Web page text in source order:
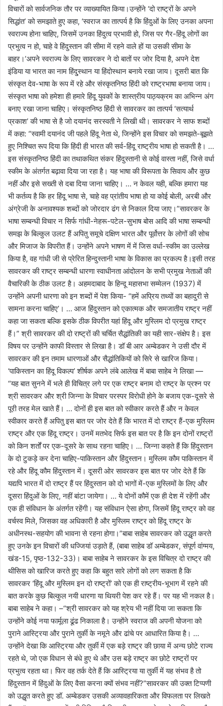
विचारों को सार्वजनिक तौर पर व्याख्यायित किया।उन्होंने ‘दो राष्ट्रों के अपने
सिद्धांत’ को समझाते हुए कहा, ‘स्वराज का तात्पर्य है कि हिंदुओं के लिए उनका अपना
स्वराज्य होना चाहिए, जिसमें उनका हिंदुत्व प्रभावी हो, जिस पर गैर-हिंदू लोगों का
प्रभुत्व न हो, चाहे वे हिंदुस्तान की सीमा में रहने वाले हों या उसकी सीमा के
बाहर।’अपने स्वराज्य के लिए सावरकर ने दो बातों पर जोर दिया है, अपने देश
इंडिया या भारत का नाम हिंदु्स्थान या हिंदोस्थान बनाये रखा जाय। दूसरी बात कि
संस्कृत देव-भाषा के रूप में रहे और संस्कृतनिष्ठ हिंदी को राष्ट्रभाषा बनाया जाय।
संस्कृत भाषा को हमेशा ही हमारे हिंदू युवकों के शास्त्रीय पाठ्यक्रम का अभिन्न अंग
बनाए रखा जाना चाहिए। संस्कृतनिष्ठ हिंदी से सावरकर का तात्पर्य ‘सत्यार्थ
प्रकाश’ की भाषा से है जो दयानंद सरस्वती ने लिखी थी। सावरकर ने साफ शब्दों
में कहा: “स्वामी दयानंद जी पहले हिंदू नेता थे, जिन्होंने इस विचार को समझते-बूझते
हुए निश्चित रूप दिया कि हिंदी ही भारत की सर्व-हिंदू राष्ट्रीय भाषा हो सकती है। …
इस संस्कृतनिष्ठ हिंदी का तथाकथित संकर हिंदुस्तानी से कोई वास्ता नहीं, जिसे वर्धा
स्कीम के अंतर्गत बढ़ावा दिया जा रहा है। यह भाषा की विरूपता के सिवाय और कुछ
नहीं और इसे सख्ती से दबा दिया जाना चाहिए। … न केवल यही, बल्कि हमारा यह
भी कर्तव्य है कि हर हिंदू भाषा से, चाहे वह प्रांतीय भाषा हो या कोई बोली, अरबी और
अंग्रेजी के अनावश्यक शब्दों को जोरदार ढंग से निकाल दिया जाए।”सावरकर के
भाषा सम्बन्धी विचार न सिर्फ गांधी-नेहरू-पटेल-सुभाष बोस आदि की भाषा सम्बन्धी
समझ के बिल्कुल उलट हैं अपितु समूचे दक्षिण भारत और पूर्वोत्तर के लोगों की सोच
और मिजाज के विपरीत हैं। उन्होंने अपने भाषण में में जिस वर्धा-स्कीम का उल्लेख
किया है, वह गांधी जी से प्रेरित हिन्दुस्तानी भाषा के विकास का प्रकल्प है।इसी तरह
सावरकर की राष्ट्र सम्बन्धी धारणा स्वाधीनता आंदोलन के सभी प्रमुख नेताओं की
वैचारिकी के ठीक उलट है। अहमदाबाद के हिन्दू महासभा सम्मेलन (1937) में
उन्होंने अपनी धारणा को इन शब्दों में पेश किया- “हमें अप्रिय तथ्यों का बहादुरी से
सामना करना चाहिए’। … आज हिंदुस्तान को एकात्मक और समजातीय राष्ट्र नहीं
कहा जा सकता बल्कि इसके ठीक विपरीत यहां हिंदू और मुस्लिम दो प्रमुख राष्ट्र
हैं।” श्री सावरकर की दो राष्ट्रों की चर्चित सैद्धांतिकी का यही सार-संक्षेप है। इस
विषय पर उन्होंने काफी विस्तार से लिखा है। डॉ बी आर अम्बेडकर ने उसी दौर में
सावरकर की इन तमाम धारणाओं और सैद्धांतिकियों को सिरे से खारिज किया।
‘पाकिस्तान का हिंदू विकल्प’ शीर्षक अपने लंबे आलेख में बाबा साहेब ने लिखा —
“यह बात सुनने में भले ही विचित्र लगे पर एक राष्ट्र बनाम दो राष्ट्र के प्रश्न पर
श्री सावरकर और श्री जिन्ना के विचार परस्पर विरोधी होने के बजाय एक-दूसरे से
पूरी तरह मेल खाते हैं। … दोनों ही इस बात को स्वीकार करते हैं और न केवल
स्वीकार करते हैं अपितु इस बात पर जोर देते हैं कि भारत में दो राष्ट्र हैं-एक मुस्लिम
राष्ट्र और एक हिंदू राष्ट्र। उनमें मतभेद सिर्फ इस बात पर है कि इन दोनों राष्ट्रों
को किन शर्तों पर एक-दूसरे के साथ रहना चाहिए। … जिन्ना कहते हैं कि हिंदुस्तान
के दो टुकड़े कर देना चाहिए-पाकिस्तान और हिंदुस्तान। मुस्लिम कौम पाकिस्तान में
रहे और हिंदू कौम हिंदुस्तान में। दूसरी ओर सावरकर इस बात पर जोर देते हैं कि
यद्यपि भारत में दो राष्ट्र हैं पर हिंदुस्तान को दो भागों में-एक मुस्लिमों के लिए और
दूसरा हिंदुओं के लिए, नहीं बांटा जायेगा। … ये दोनों कौमें एक ही देश में रहेंगी और
एक ही संविधान के अंतर्गत रहेंगी। यह संविधान ऐसा होगा, जिसमें हिंदू राष्ट्र को वह
वर्चस्व मिले, जिसका वह अधिकारी है और मुस्लिम राष्ट्र को हिंदू राष्ट्र के
अधीनस्थ-सहयोग की भावना से रहना होगा।”बाबा साहेब सावरकर को उद्धृत करते
हुए उनके इन विचारों की धज्जियां उड़ाते हैं, (बाबा साहेब डॉ अम्बेडकर, संपूर्ण वांग्मय,
खंड-15, पृष्ठ-132-33)। बाबा साहेब ने सावरकर के इस विचित्र दो राष्ट्र की
थीसिस को खारिज करते हुए कहा कि बहुत सारे लोगों को लग सकता है कि
सावरकर ‘हिंदू और मुस्लिम इन दो राष्ट्रों’ को एक ही राष्ट्रीय-भूभाग में रहने की
बात करके कुछ बिल्कुल नयी धारणा या थियरी पेश कर रहे हैं। पर यह भी नकल है।
बाबा साहेब ने कहा। –“श्री सावरकर को यह श्रेय भी नहीं दिया जा सकता कि
उन्होंने कोई नया फार्मूला ढूंढ निकाला है। उन्होंने स्वराज की अपनी योजना को
पुराने आस्ट्रिया और पुराने तुर्की के नमूने और ढांचे पर आधारित किया है। …
उन्होंने देखा कि आस्ट्रिया और तुर्की में एक बड़े राष्ट्र की छाया में अन्य छोटे राज्य
रहते थे, जो एक विधान से बंधे हुए थे और उस बड़े राष्ट्र का छोटे राष्ट्रों पर
प्रभुत्व रहता था। फिर वह तर्क देते हैं कि आस्ट्रिया या तुर्की में यह संभव है तो
हिंदुस्तान में हिंदुओं के लिए वैसा करना क्यों संभव नहीं?”सावरकर की उक्त टिप्पणी
को उद्धृत करते हुए डॉ. अम्बेडकर उसकी अव्यावहारिकता और विफलता पर लिखते